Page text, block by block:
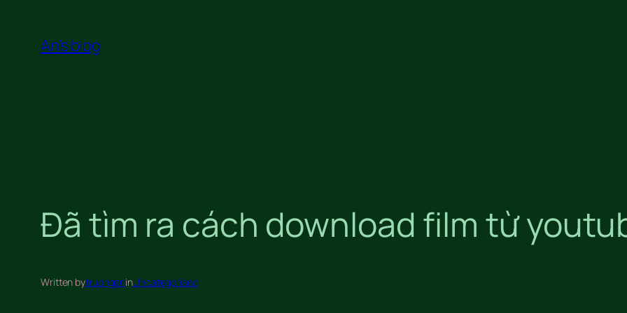
content
An's blog
Đã tìm ra cách download film từ
Written bytruonganinUncategorised